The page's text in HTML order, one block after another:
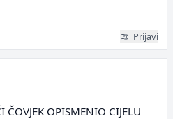
Prijavi
ČOVJEK OPISMENIO CIJELU